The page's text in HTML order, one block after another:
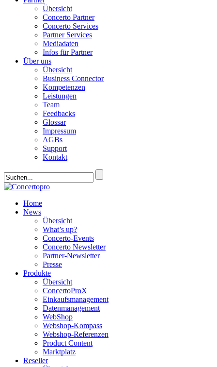
Übersicht
Concerto Partner
Concerto Services
Partner Services
Mediadaten
Infos für Partner
Über uns
Übersicht
Business Connector
Kompetenzen
Leistungen
Team
Feedbacks
Glossar
Impressum
AGBs
Support
Kontakt
Home
News
Übersicht
What’s up?
Concerto-Events
Concerto Newsletter
Partner-Newsletter
Presse
Produkte
Übersicht
ConcertoProX
Einkaufsmanagement
Datenmanagement
WebShop
Webshop-Kompass
Webshop-Referenzen
Product Content
Marktplatz
Reseller